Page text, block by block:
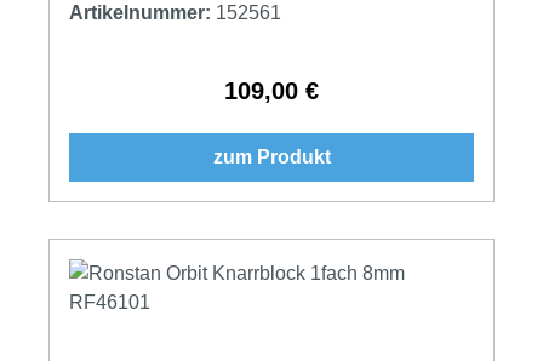
Artikelnummer: 152561
Regulärer Preis:
109,00 €
zum Produkt